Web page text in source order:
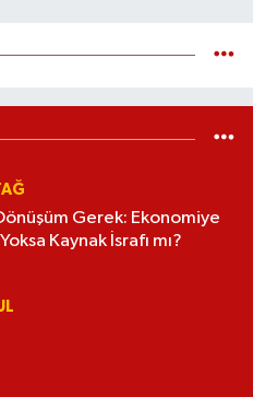
Gerek: Ekonomiye
Kaynak İsrafı mı?